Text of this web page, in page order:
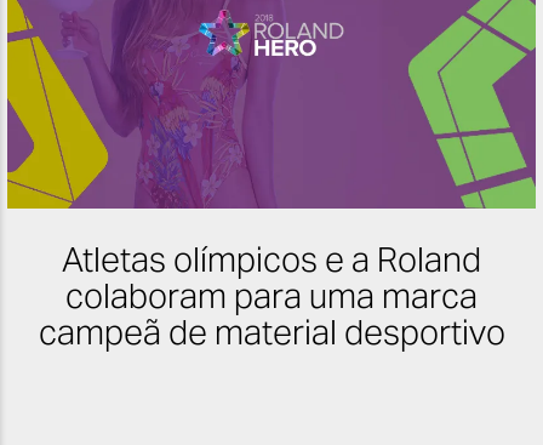
Atletas olímpicos e a Roland
colaboram para uma marca
campeã de material desportivo